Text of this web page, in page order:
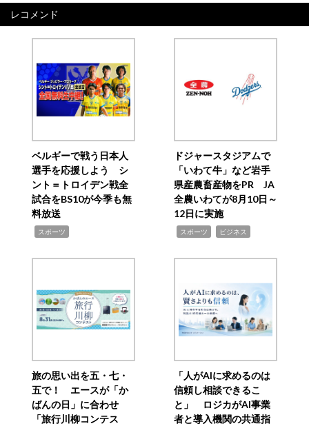
レコメンド
ベルギーで戦う日本人
選手を応援しよう シ
ント＝トロイデン戦全
試合をBS10が今季も無
料放送
スポーツ
ドジャースタジアムで
「いわて牛」など岩手
県産農畜産物をPR JA
全農いわてが8月10日～
12日に実施
スポーツ ビジネス
旅の思い出を五・七・
五で！ エースが「か
ばんの日」に合わせ
「旅行川柳コンテス
「人がAIに求めるのは
信頼し相談できるこ
と」 ロジカがAI事業
者と導入機関の共通指